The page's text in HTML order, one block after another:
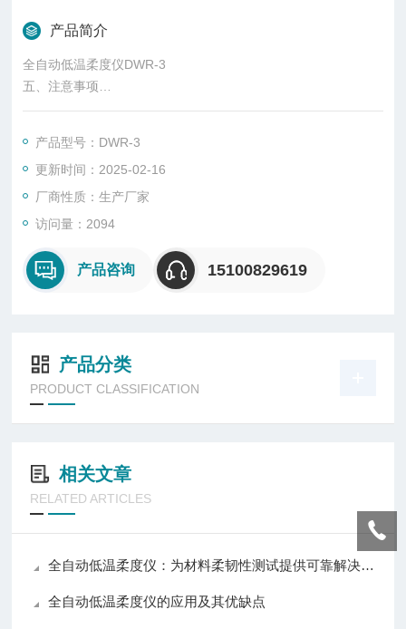
产品简介
全自动低温柔度仪DWR-3
五、注意事项
a）柔度仪在工作中，严禁直接用手触摸仪器壳体，以防低温下
b）试验完毕，将仪器取出低温箱，擦拭干净，放置干燥处。
c）使用仪器时必须接地。
产品型号：DWR-3
更新时间：2025-02-16
厂商性质：生产厂家
访问量：2094
产品咨询 15100829619
产品分类
PRODUCT CLASSIFICATION
相关文章
RELATED ARTICLES
全自动低温柔度仪：为材料柔韧性测试提供可靠解决方案
全自动低温柔度仪的应用及其优缺点